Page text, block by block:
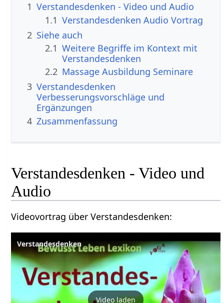
1
Verstandesdenken‏‎ - Video und Audio
1.1
Verstandesdenken‏‎ Audio Vortrag
2 Siehe auch
2.1 Weitere Begriffe im Kontext mit
2.2 Massage Ausbildung Seminare
3 Verstandesdenken‏‎
Verbesserungsvorschläge und
Ergänzungen
4 Zusammenfassung
Verstandesdenken‏‎ - Video und
Audio
Videovortrag über Verstandesdenken‏‎:
Verstandesdenken
Video laden